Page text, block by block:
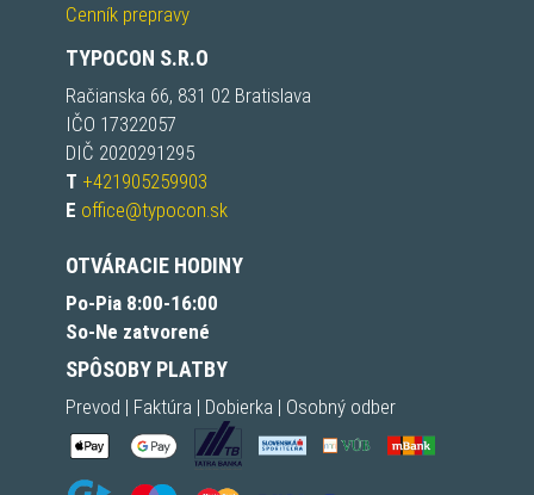
Cenník prepravy
TYPOCON S.R.O
Račianska 66, 831 02 Bratislava
IČO 17322057
DIČ 2020291295
T +421905259903
E office@typocon.sk
OTVÁRACIE HODINY
Po-Pia 8:00-16:00
So-Ne zatvorené
SPÔSOBY PLATBY
Prevod | Faktúra | Dobierka | Osobný odber